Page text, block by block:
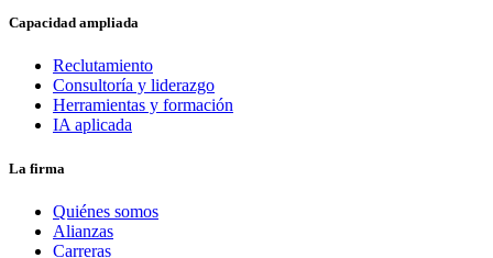
Capacidad ampliada
Reclutamiento
Consultoría y liderazgo
Herramientas y formación
IA aplicada
La firma
Quiénes somos
Alianzas
Carreras